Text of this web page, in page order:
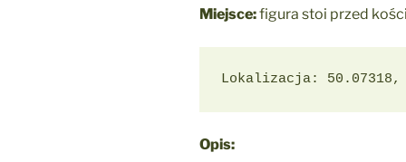
Miejsce:figura stoi przed
Lokalizacja: 50.07318,
Opis: